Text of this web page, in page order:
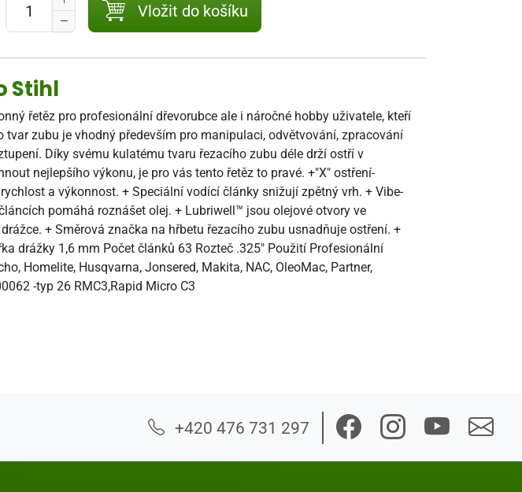
Vložit do košíku
Stihl
řetěz pro profesionální dřevorubce ale i náročné hobby uživatele, kteří
zubu je vhodný především pro manipulaci, odvětvování, zpracování
Díky svému kulatému tvaru řezacího zubu déle drží ostří v
nejlepšího výkonu, je pro vás tento řetěz to pravé. +"X" ostření-
a výkonnost. + Speciální vodící články snižují zpětný vrh. + Vibe-
pomáhá roznášet olej. + Lubriwell™ jsou olejové otvory ve
+ Směrová značka na hřbetu řezacího zubu usnadňuje ostření. +
drážky 1,6 mm Počet článků 63 Rozteč .325" Použití Profesionální
Homelite, Husqvarna, Jonsered, Makita, NAC, OleoMac, Partner,
-typ 26 RMC3,Rapid Micro C3
+420 476 731 297